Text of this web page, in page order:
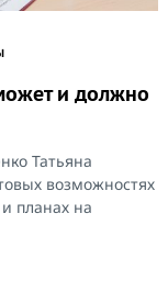
и должно
Татьяна
возможностях
планах на